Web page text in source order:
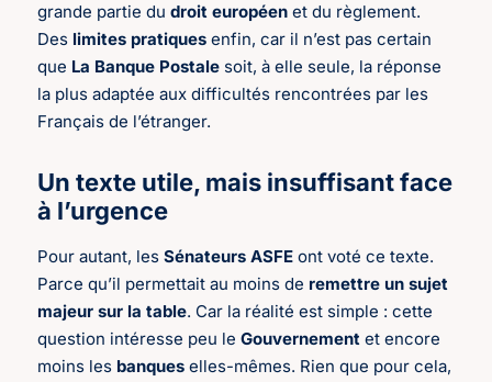
grande partie dudroit européen et du règlement.
Des limites pratiques enfin, car il n’est pas certain
que La Banque Postale soit, à elle seule, la réponse
la plus adaptée aux difficultés rencontrées par les
Français de l’étranger.
Un texte utile, mais insuffisant face
à l’urgence
Pour autant, lesSénateurs ASFE ont voté ce texte.
Parce qu’il permettait au moins de remettre un sujet
majeur sur la table. Car la réalité est simple : cette
question intéresse peu leGouvernement et encore
moins les banques elles-mêmes. Rien que pour cela,